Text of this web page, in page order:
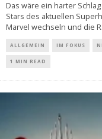
Das wäre ein harter
Stars des aktuellen
Marvel wechseln und die R
ALLGEMEIN IM FOKUS
1 MIN READ